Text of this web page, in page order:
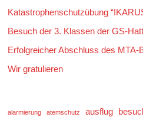
Katastrophenschutzübung
Besuch der 3. Klassen der GS-
Erfolgreicher Abschluss des MTA-
Wir gratulieren
alarmierung atemschutz ausflug